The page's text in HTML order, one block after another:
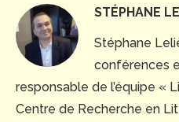
STÉPHANE
Stéphane
conférences
responsable de l’équipe «
Centre de Recherche en